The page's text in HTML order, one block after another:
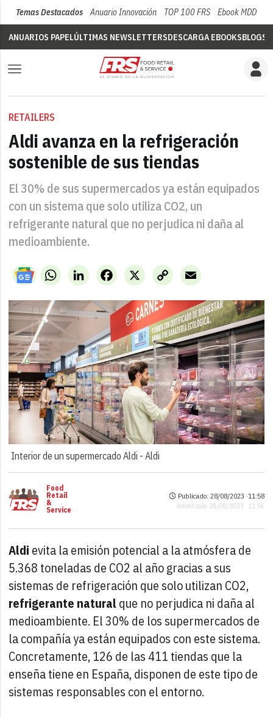
Temas Destacados Anuario Innovación TOP 100 FRS Ebook MDD
ANUARIOS PAPELÚLTIMAS NEWSLETTERSDESCARGA EBOOKSBLOGS
RETAILERS
Aldi avanza en la refrigeración
sostenible de sus tiendas
El 30% de sus supermercados ya están equipados
con un sistema que solo utiliza CO2, un
refrigerante natural que no perjudica ni daña al
medioambiente.
WhatsAppLinkedIn X
Facebook
Copy
Link
Email
Interior de un supermercado Aldi -Aldi
Food
Retail
&
Service
Publicado: 28/08/2023 ·11:58
Actualizado: 28/08/2023 · 11:58
Aldi evita la emisión potencial a la atmósfera de
5.368 toneladas de CO2 al año gracias a sus
sistemas de refrigeración que solo utilizan CO2,
refrigerante naturalque no perjudica ni daña al
medioambiente. El 30% de los supermercados de
la compañía ya están equipados con este sistema.
Concretamente, 126 de las 411 tiendas que la
enseña tiene en España, disponen de este tipo de
sistemas responsables con el entorno.